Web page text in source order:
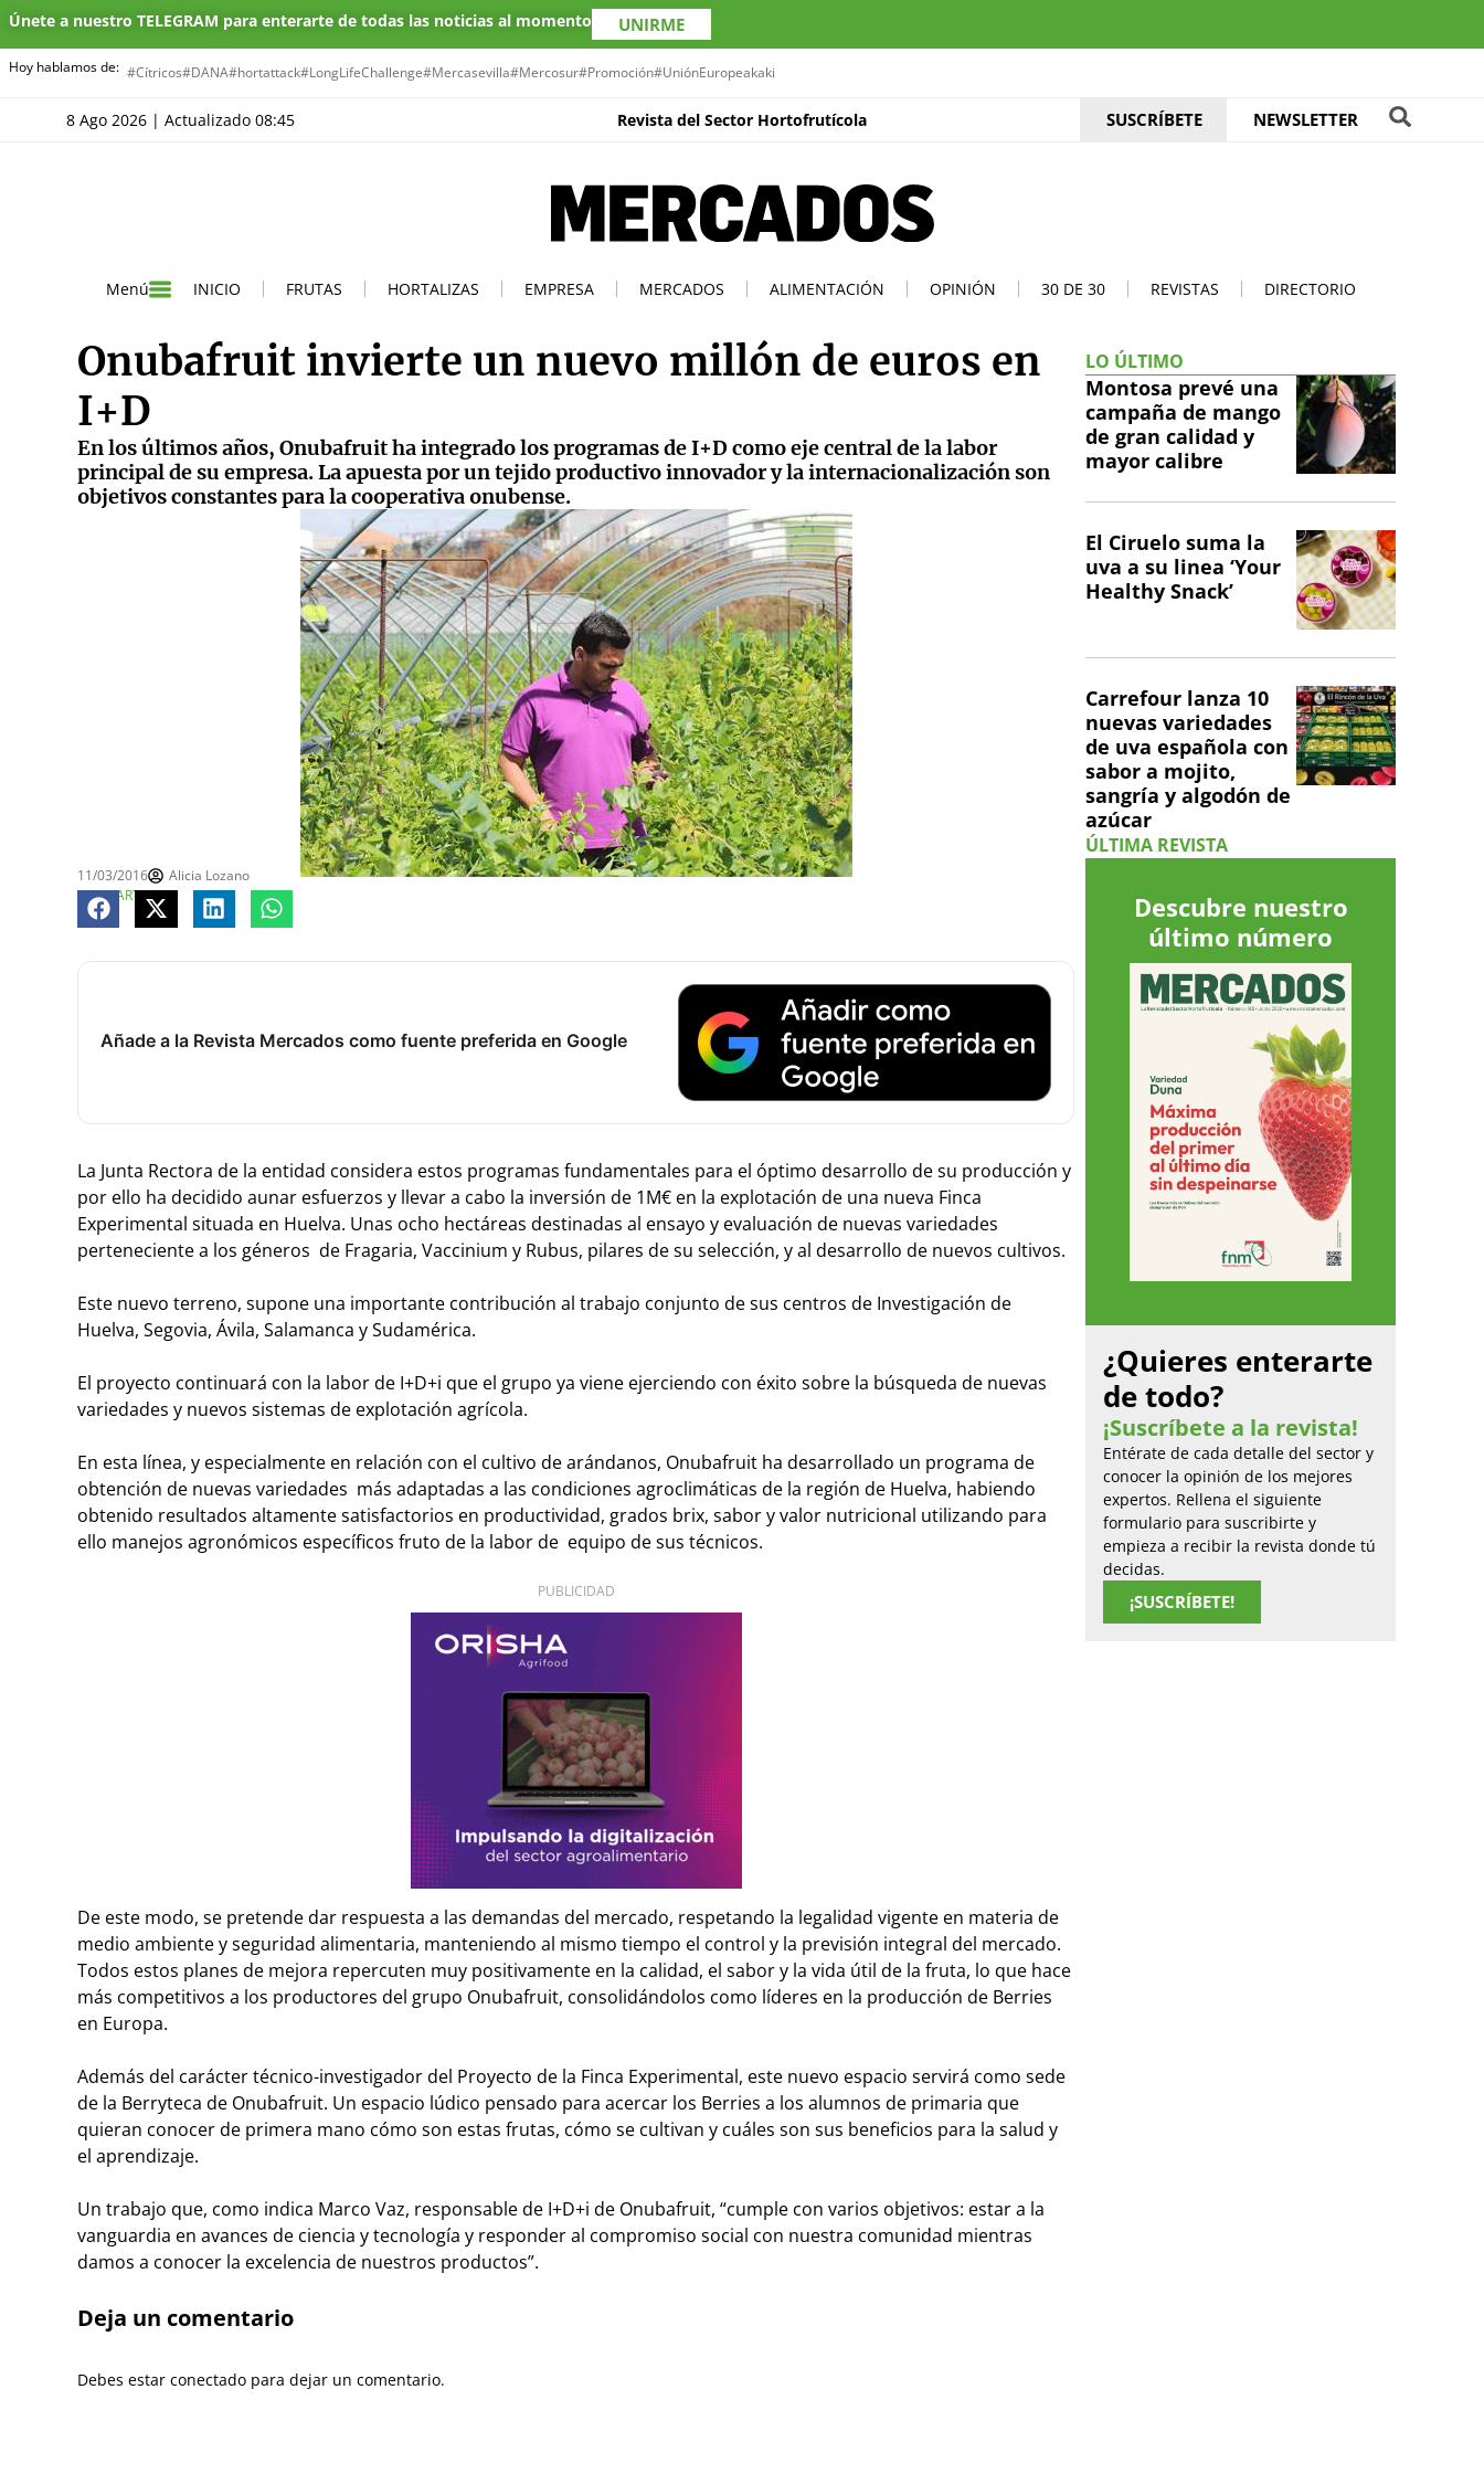
Únete a nuestro TELEGRAM para enterarte de todas las noticias al momento UNIRME
Hoy hablamos de: #Cítricos#DANA#hortattack#LongLifeChallenge#Mercasevilla#Mercosur#Promoción#UniónEuropeakaki
8 Ago 2026 | Actualizado 08:45 Revista del Sector Hortofrutícola SUSCRÍBETE NEWSLETTER
Menú INICIO FRUTAS HORTALIZAS EMPRESA MERCADOS ALIMENTACIÓN OPINIÓN 30 DE 30 REVISTAS DIRECTORIO
Onubafruit invierte un nuevo millón de euros en
I+D
En los últimos años, Onubafruit ha integrado los programas de I+D como eje central de la labor
principal de su empresa. La apuesta por un tejido productivo innovador y la internacionalización son
objetivos constantes para la cooperativa onubense.
11/03/2016
Alicia Lozano
COMPARTE
Añade a la Revista Mercados como fuente preferida en Google
La Junta Rectora de la entidad considera estos programas fundamentales para el óptimo desarrollo de su producción y
por ello ha decidido aunar esfuerzos y llevar a cabo la inversión de 1M€ en la explotación de una nueva Finca
Experimental situada en Huelva. Unas ocho hectáreas destinadas al ensayo y evaluación de nuevas variedades
perteneciente a los géneros de Fragaria, Vaccinium y Rubus, pilares de su selección, y al desarrollo de nuevos cultivos.
Este nuevo terreno, supone una importante contribución al trabajo conjunto de sus centros de Investigación de
Huelva, Segovia, Ávila, Salamanca y Sudamérica.
El proyecto continuará con la labor de I+D+i que el grupo ya viene ejerciendo con éxito sobre la búsqueda de nuevas
variedades y nuevos sistemas de explotación agrícola.
En esta línea, y especialmente en relación con el cultivo de arándanos, Onubafruit ha desarrollado un programa de
obtención de nuevas variedades más adaptadas a las condiciones agroclimáticas de la región de Huelva, habiendo
obtenido resultados altamente satisfactorios en productividad, grados brix, sabor y valor nutricional utilizando para
ello manejos agronómicos específicos fruto de la labor de equipo de sus técnicos.
PUBLICIDAD
De este modo, se pretende dar respuesta a las demandas del mercado, respetando la legalidad vigente en materia de
medio ambiente y seguridad alimentaria, manteniendo al mismo tiempo el control y la previsión integral del mercado.
Todos estos planes de mejora repercuten muy positivamente en la calidad, el sabor y la vida útil de la fruta, lo que hace
más competitivos a los productores del grupo Onubafruit, consolidándolos como líderes en la producción de Berries
en Europa.
Además del carácter técnico-investigador del Proyecto de la Finca Experimental, este nuevo espacio servirá como sede
de la Berryteca de Onubafruit. Un espacio lúdico pensado para acercar los Berries a los alumnos de primaria que
quieran conocer de primera mano cómo son estas frutas, cómo se cultivan y cuáles son sus beneficios para la salud y
el aprendizaje.
Un trabajo que, como indica Marco Vaz, responsable de I+D+i de Onubafruit, “cumple con varios objetivos: estar a la
vanguardia en avances de ciencia y tecnología y responder al compromiso social con nuestra comunidad mientras
damos a conocer la excelencia de nuestros productos”.
Deja un comentario
Debes estar conectado para dejar un comentario.
LO ÚLTIMO
Montosa prevé una
campaña de mango
de gran calidad y
mayor calibre
El Ciruelo suma la
uva a su linea ‘Your
Healthy Snack’
Carrefour lanza 10
nuevas variedades
de uva española con
sabor a mojito,
sangría y algodón de
azúcar
ÚLTIMA REVISTA
Descubre nuestro
último número
¿Quieres enterarte
de todo?
¡Suscríbete a la revista!
Entérate de cada detalle del sector y
conocer la opinión de los mejores
expertos. Rellena el siguiente
formulario para suscribirte y
empieza a recibir la revista donde tú
decidas.
¡SUSCRÍBETE!